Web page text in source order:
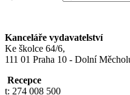
Kanceláře vydavatelství
Ke školce 64/6,
111 01 Praha 10 - Dolní
Recepce
t: 274 008 500